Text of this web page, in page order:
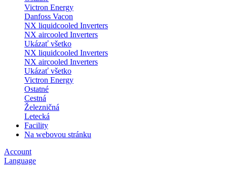
Victron Energy
Danfoss Vacon
NX liquidcooled Inverters
NX aircooled Inverters
Ukázať všetko
NX liquidcooled Inverters
NX aircooled Inverters
Ukázať všetko
Victron Energy
Ostatné
Cestná
Železničná
Letecká
Facility
Na webovou stránku
Account
Language